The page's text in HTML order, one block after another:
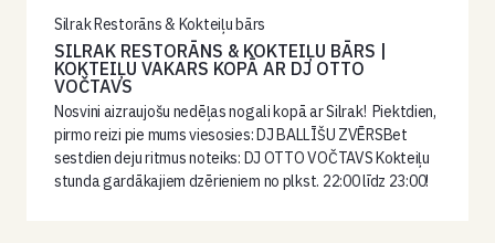
Silrak Restorāns & Kokteiļu bārs
SILRAK RESTORĀNS & KOKTEIĻU BĀRS |
KOKTEIĻU VAKARS KOPĀ AR DJ OTTO
VOČTAVS
Nosvini aizraujošu nedēļas nogali kopā ar Silrak! Piektdien,
pirmo reizi pie mums viesosies: DJ BALLĪŠU ZVĒRSBet
sestdien deju ritmus noteiks: DJ OTTO VOČTAVS Kokteiļu
stunda gardākajiem dzērieniem no plkst. 22:00 līdz 23:00!